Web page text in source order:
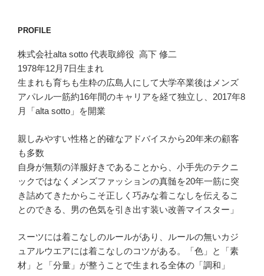
PROFILE
株式会社alta sotto 代表取締役 高下 修二
1978年12月7日生まれ
生まれも育ちも生粋の広島人にして大学卒業後はメンズ
アパレル一筋約16年間のキャリアを経て独立し、2017年8
月「alta sotto」を開業
親しみやすい性格と的確なアドバイスから20年来の顧客
も多数
自身が無類の洋服好きであることから、小手先のテクニ
ックではなくメンズファッションの真髄を20年一筋に突
き詰めてきたからこそ正しく巧みな着こなしを伝えるこ
とのできる、男の色気を引き出す装い改善マイスター」
スーツには着こなしのルールがあり、ルールの無いカジ
ュアルウエアには着こなしのコツがある。「色」と「素
材」と「分量」が整うことで生まれる全体の「調和」